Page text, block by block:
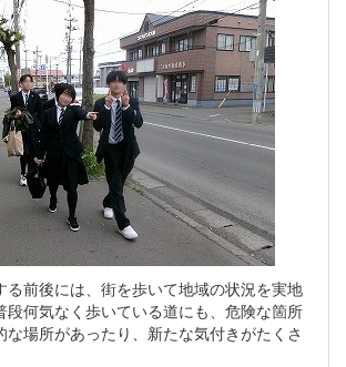
る前後には、街を歩いて地域の状況を実地
段何気なく歩いている道にも、危険な箇所
な場所があったり、新たな気付きがたくさ